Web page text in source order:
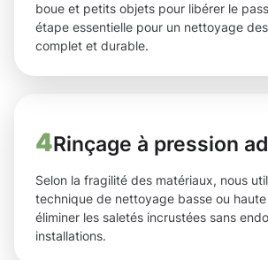
boue et petits objets pour libérer le
étape essentielle pour un nettoyage
complet et durable.
4Rinçage à pression
Selon la fragilité des matériaux, nous
technique de nettoyage basse ou
éliminer les saletés incrustées sans
installations.